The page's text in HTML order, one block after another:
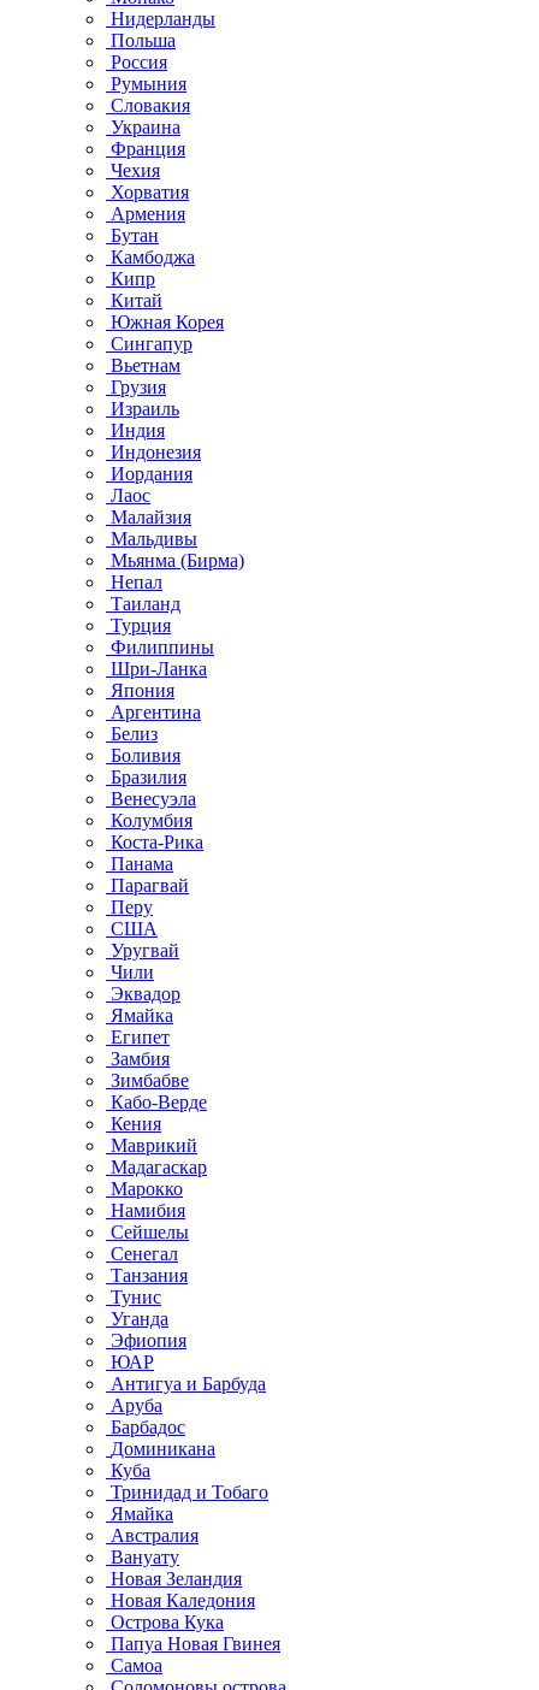
Нидерланды
Польша
Россия
Румыния
Словакия
Украина
Франция
Чехия
Хорватия
Армения
Бутан
Камбоджа
Кипр
Китай
Южная Корея
Сингапур
Вьетнам
Грузия
Израиль
Индия
Индонезия
Иордания
Лаос
Малайзия
Мальдивы
Мьянма (Бирма)
Непал
Таиланд
Турция
Филиппины
Шри-Ланка
Япония
Аргентина
Белиз
Боливия
Бразилия
Венесуэла
Колумбия
Коста-Рика
Панама
Парагвай
Перу
США
Уругвай
Чили
Эквадор
Ямайка
Египет
Замбия
Зимбабве
Кабо-Верде
Кения
Маврикий
Мадагаскар
Марокко
Намибия
Сейшелы
Сенегал
Танзания
Тунис
Уганда
Эфиопия
ЮАР
Антигуа и Барбуда
Аруба
Барбадос
Доминикана
Куба
Тринидад и Тобаго
Ямайка
Австралия
Вануату
Новая Зеландия
Новая Каледония
Острова Кука
Папуа Новая Гвинея
Самоа